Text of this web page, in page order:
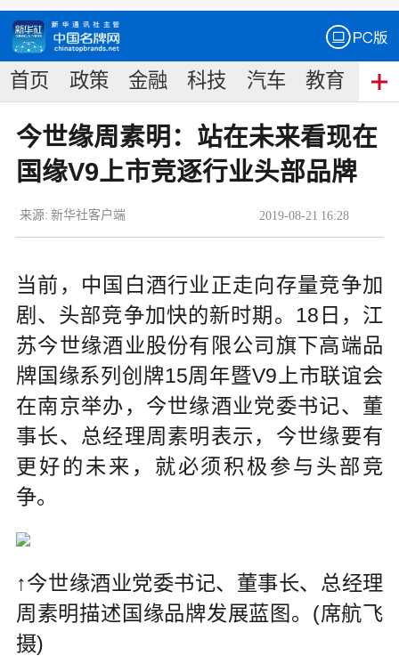
首页 政策 金融 科技 汽车 教育 食
今世缘周素明：站在未来看现在
国缘V9上市竞逐行业头部品牌
2019-08-21 16:28
来源: 新华社客户端
当前，中国白酒行业正走向存量竞争加
剧、头部竞争加快的新时期。18日，江
苏今世缘酒业股份有限公司旗下高端品
牌国缘系列创牌15周年暨V9上市联谊会
在南京举办，今世缘酒业党委书记、董
事长、总经理周素明表示，今世缘要有
更好的未来，就必须积极参与头部竞
争。
↑今世缘酒业党委书记、董事长、总经理
周素明描述国缘品牌发展蓝图。(席航飞
摄)